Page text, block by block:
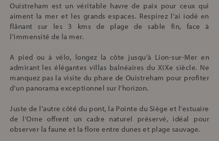
Ouistreham est un véritable havre de paix pour ceux qui
aiment la mer et les grands espaces. Respirez l'ai iodé en
flânant sur les 3 kms de plage de sable fin, face à
l'immensité de la mer.
A pied ou à vélo, longez la côte jusqu'à Lion-sur-Mer en
admirant les élégantes villas balnéaires du XIXe siècle. Ne
manquez pas la visite du phare de Ouistreham pour profiter
d'un panorama exceptionnel sur l'horizon.
Juste de l'autre côté du pont, la Pointe du Siège et l'estuaire
de l'Orne offrent un cadre naturel préservé, idéal pour
observer la faune et la flore entre dunes et plage sauvage.